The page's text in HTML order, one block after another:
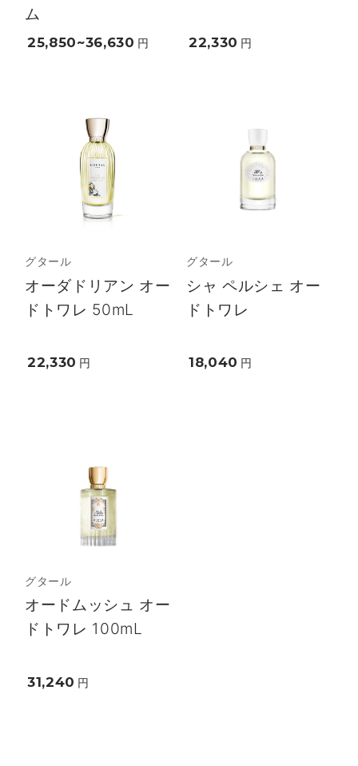
ム
25,850~36,630 円 22,330 円
グタール
オーダドリアン オー
ドトワレ 50mL
22,330 円
グタール
シャ ペルシェ オー
ドトワレ
18,040 円
グタール
オードムッシュ オー
ドトワレ 100mL
31,240 円